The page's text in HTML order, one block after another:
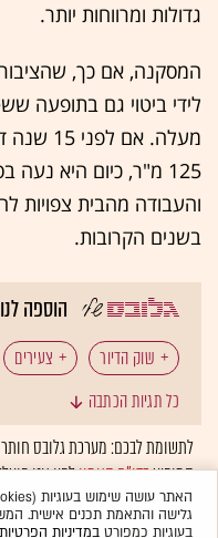
גדולות ומרווחות יותר.
המסקנה, אם כך, שהציבור
לידי ביטוי גם בתופעה
והעבודה מהבית צפויות
בשנים הקרובות.
הוספה
שוק הדיור צעירים
כל תגיות הכתבה
לתשומת לבכם: מערכת גלובס
המופיעבדו"ח האמוןלפיו אנו
בלתי הולם אחר מסוננים בצורה
גלישה והתאמת תכנים אישית.
בעוגיות כמפורטבמדיניות